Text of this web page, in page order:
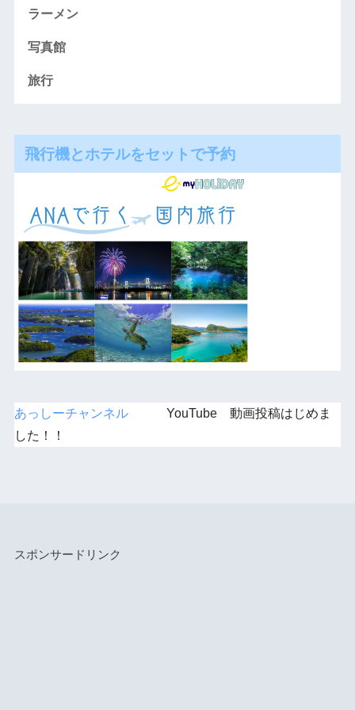
ラーメン
写真館
旅行
飛行機とホテルをセットで予約
あっしーチャンネルYouTube 動画投稿はじめま
した！！
スポンサードリンク